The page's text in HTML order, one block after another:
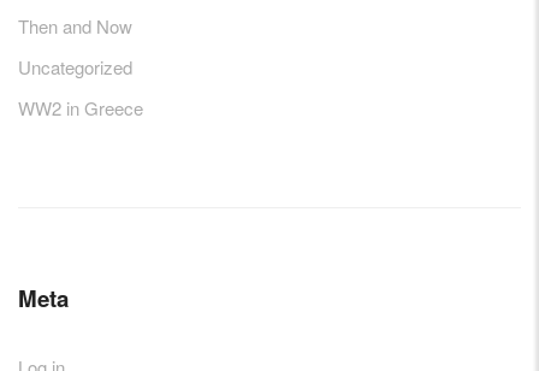
Then and Now
Uncategorized
WW2 in Greece
Meta